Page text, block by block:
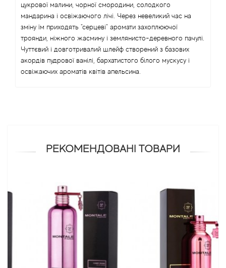
цукрової малини, чорної смородини, солодкого
мандарина і освіжаючого лічі. Через невеликий час на
зміну їм приходять "серцеві" аромати захоплюючої
троянди, ніжного жасмину і землянисто-деревного пачулі.
Чуттєвий і довготривалий шлейф створений з базових
акордів пудрової ванілі, бархатистого білого мускусу і
освіжаючих ароматів квітів апельсина.
РЕКОМЕНДОВАНІ ТОВАРИ
Antonio Banderas
Antonio Puig
Antonio Visconti
Ariana Grande